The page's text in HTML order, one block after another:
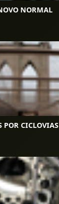
NORMAL
POR CICLOVIAS